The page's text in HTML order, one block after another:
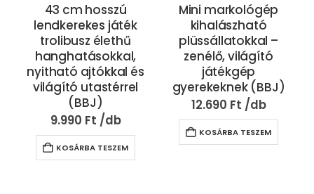
43 cm hosszú
lendkerekes játék
trolibusz élethű
hanghatásokkal,
nyitható ajtókkal és
világító utastérrel
(BBJ)
9.990 Ft
KOSÁRBA TESZEM
Mini markológép
kihalászható
plüssállatokkal –
zenélő, világító
játékgép
gyerekeknek (BBJ)
12.690 Ft
KOSÁRBA TESZEM